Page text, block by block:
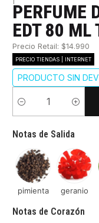
PERFUME
EDT 80 ML
Precio Retail: $14.990
PRECIO TIENDAS | INTERNET
PRODUCTO SIN
Cantidad
Notas de Salida
pimienta geranio
Notas de Corazón